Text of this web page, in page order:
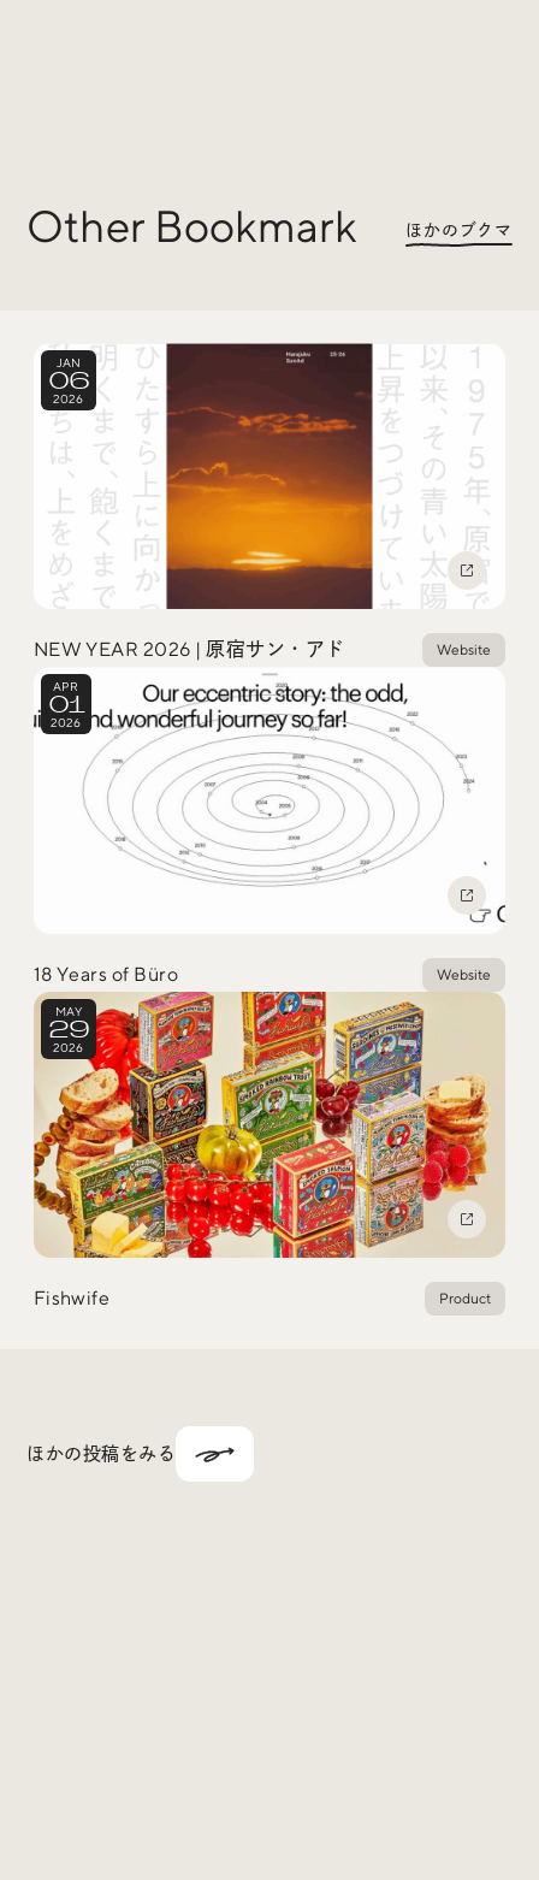
#Podcast
#Webサイト #サイトレビュー
#デジタルデザイン #コミュニティ
#ブランディング #ご当地クリエイター
#シェアオフィス #グローバル
Social
平日ほぼ毎日投稿中！
Project byFOURDIGIT, SHIFTBRAINandWab Design
Collaboration withOUGON
Privacy Policy
Other Bookmark ほかのブクマ
JAN
06
2026
NEW YEAR 2026 | 原宿サン・アド Website
APR
01
2026
18 Years of Büro Website
MAY
29
2026
Fishwife Product
ほかの投稿をみる